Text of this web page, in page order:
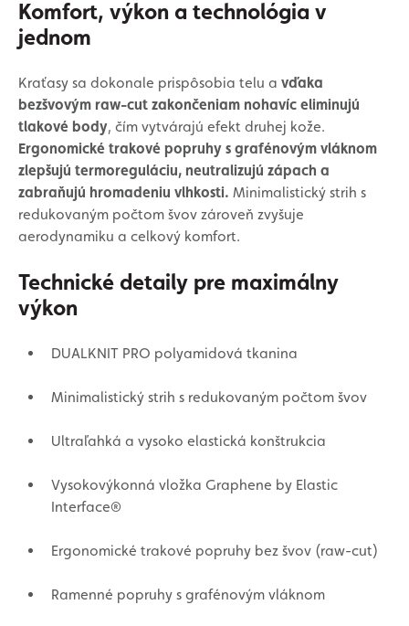
Komfort, výkon a technológia v
jednom
Kraťasy sa dokonale prispôsobia telu a vďaka
bezšvovým raw-cut zakončeniam nohavíc eliminujú
tlakové body, čím vytvárajú efekt druhej kože.
Ergonomické trakové popruhy s grafénovým vláknom
zlepšujú termoreguláciu, neutralizujú zápach a
zabraňujú hromadeniu vlhkosti. Minimalistický strih s
redukovaným počtom švov zároveň zvyšuje
aerodynamiku a celkový komfort.
Technické detaily pre maximálny
výkon
DUALKNIT PRO polyamidová tkanina
Minimalistický strih s redukovaným počtom švov
Ultraľahká a vysoko elastická konštrukcia
Vysokovýkonná vložka Graphene by Elastic
Interface®
Ergonomické trakové popruhy bez švov (raw-cut)
Ramenné popruhy s grafénovým vláknom